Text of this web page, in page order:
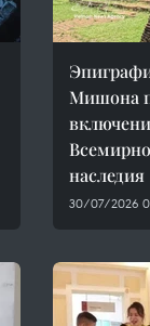
Мишона
наследия
30/07/2026